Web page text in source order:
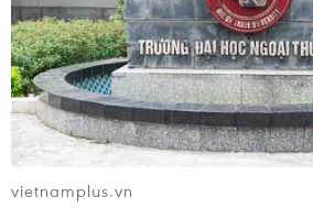
vietnamplus.vn